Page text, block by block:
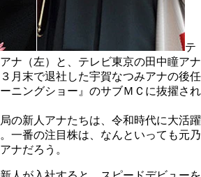
テ
ナ（左）と、テレビ東京の田中瞳アナ
月末で退社した宇賀なつみアナの後任
ニングショー』のサブＭＣに抜擢され
の新人アナたちは、令和時代に大活躍
一番の注目株は、なんといっても元乃
ナだろう。